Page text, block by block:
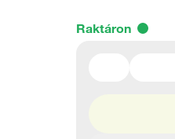
Raktáron